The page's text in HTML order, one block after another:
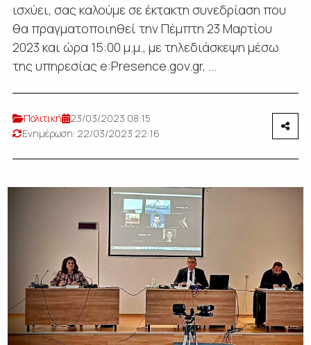
ισχύει, σας καλούμε σε έκτακτη συνεδρίαση που
θα πραγματοποιηθεί την Πέμπτη 23 Μαρτίου
2023 και ώρα 15:00 μ.μ., με τηλεδιάσκεψη μέσω
της υπηρεσίας e:Presence.gov.gr, ...
Πολιτική
23/03/2023 08:15
Ενημέρωση: 22/03/2023 22:16